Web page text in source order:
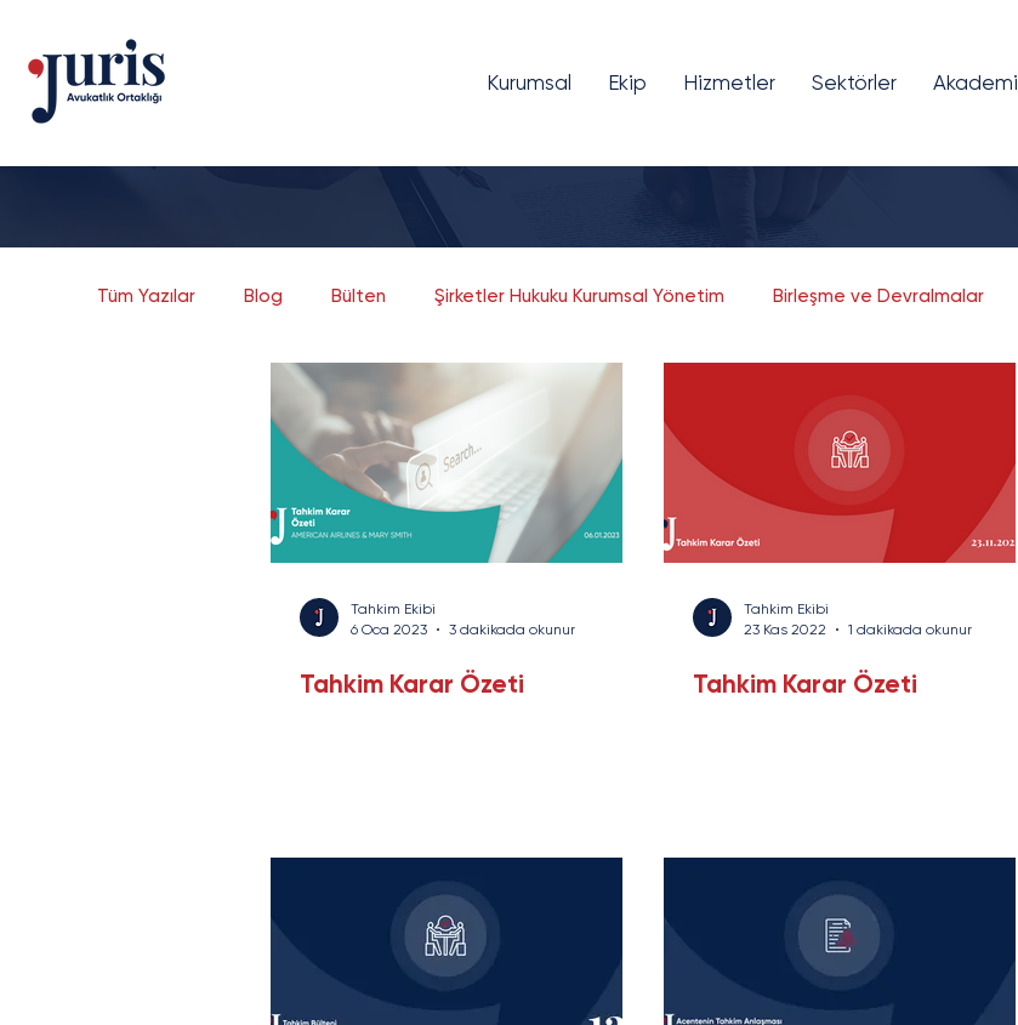
Kurumsal Ekip Hizmetler Sektörler Akademi
Tüm Yazılar Blog Bülten Şirketler Hukuku Kurumsal Yönetim Birleşme ve Devralmalar
Bilgi Teknolojileri Hukuku Fikri ve Sınai Mülkiyet
Sermaye Piyasaları Girişim Sermayesi Finansal Teknolojiler
Tahkim Ekibi
6 Oca 2023
3 dakikada okunur
Tahkim Karar Özeti
Tahkim Ekibi
23 Kas 2022
1 dakikada okunur
Tahkim Karar Özeti